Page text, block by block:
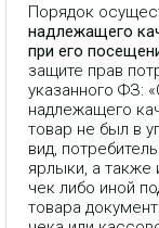
Порядок
надлежащего
при его
защите прав
указанного ФЗ:
надлежащего
товар не был в
вид,
ярлыки, а также
чек либо иной
товара